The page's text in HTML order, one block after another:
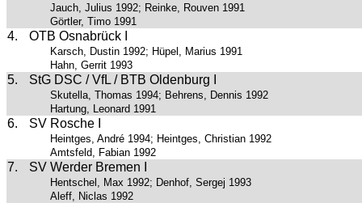
Jauch, Julius 1992; Reinke, Rouven 1991
Görtler, Timo 1991
4. OTB Osnabrück I
Karsch, Dustin 1992; Hüpel, Marius 1991
Hahn, Gerrit 1993
5. StG DSC / VfL / BTB Oldenburg I
Skutella, Thomas 1994; Behrens, Dennis 1992
Hartung, Leonard 1991
6. SV Rosche I
Heintges, André 1994; Heintges, Christian 1992
Amtsfeld, Fabian 1992
7. SV Werder Bremen I
Hentschel, Max 1992; Denhof, Sergej 1993
Aleff, Niclas 1992